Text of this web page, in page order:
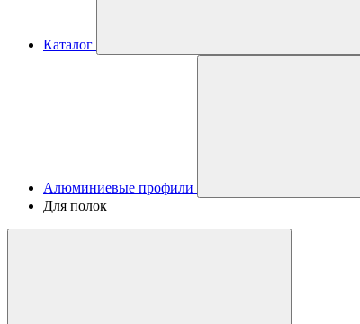
Каталог
Алюминиевые профили
Для полок